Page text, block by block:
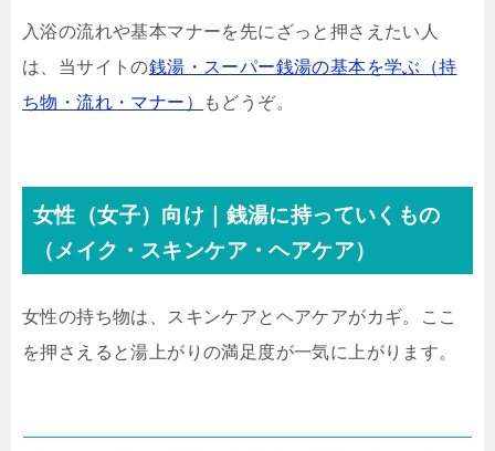
入浴の流れや基本マナーを先にざっと押さえたい人
は、当サイトの銭湯・スーパー銭湯の基本を学ぶ（持
ち物・流れ・マナー）
もどうぞ。
女性（女子）向け｜銭湯に持っていくもの
（メイク・スキンケア・ヘアケア）
女性の持ち物は、スキンケアとヘアケアがカギ。ここ
を押さえると湯上がりの満足度が一気に上がります。